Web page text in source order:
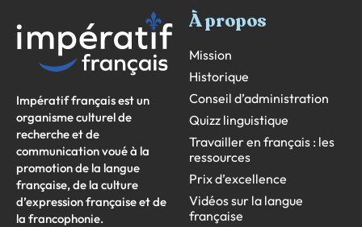
Impératif français est un
organisme culturel de
recherche et de
communication voué à la
promotion de la langue
française, de la culture
d’expression française et de
la francophonie.
À propos
Mission
Historique
Conseil d’administration
Quizz linguistique
Travailler en français : les
ressources
Prix d’excellence
Vidéos sur la langue
française